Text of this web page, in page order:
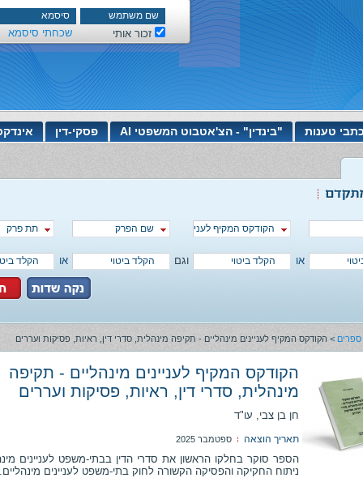
זכור אותי שכחתי סיסמא
טענות "בינדין" - הצ'אטבוט המשפטי AI פסקי-דין
הקודקס המקיף לעניינים מינהליים - תקיפה מינהלית, סדרי דין,
שם הפרק תת פרק
או וגם או
ספרים > הקודקס המקיף לעניינים מינהליים - תקיפה מינהלית, סדרי דין, ראיות, פסיקות ועררים
הקודקס המקיף לעניינים מינהליים - תקיפה
מינהלית, סדרי דין, ראיות, פסיקות ועררים
חן בן צבי, עו"ד
תאריך הוצאה ספטמבר 2025
הספר סוקר בחלקו הראשון את סדרי הדין בבתי-משפט לעניינים
ניתוח החקיקה והפסיקה הקשורה לחוק בתי-משפט לעניינים מינהליים.